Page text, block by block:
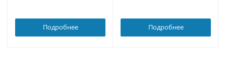
Подробнее Подробнее